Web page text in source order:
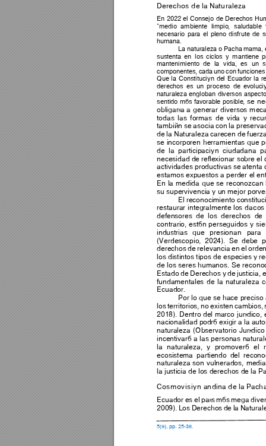
5(9), pp. 25-38.
Derechos de la Naturaleza
En 2022 el Consejo de Derechos
"medio ambiente limpio, saludable
necesario para el pleno disfrute de
humana.
La naturaleza o Pacha mama,
sustenta en los ciclos y mantiene
mantenimiento de la vida, es un
componentes, cada uno con
Que la Constitución del Ecuador la
derechos es un proceso de ev
naturaleza engloban diversos aspec
sentido más favorable posible, se
obligaría a generar diversos m
todas
las formas de vida y
también se asocia con la
de la Naturaleza carecen de
se incorporen herramientas que
de
la participación ciudadana
necesidad de reflexionar sobre el
actividades productivas se atenta
estamos expuestos a perder el
En la medida que se reconozcan
su supervivencia y un mejor
El reconocimiento
restaurar integralmente los daños
defensores de los derechos de
contrario, están perseguidos y
industrias
que presionan
para
(Verdescopio, 2024). Se debe
derechos de relevancia en el
los distintos tipos de especies y
de los seres humanos. Se
Estado de Derechos y de justicia,
fundamentales de la naturaleza
Ecuador.
Por lo que se hace preciso
los territorios, no existen cambios,
2018). Dentro del marco jurídico,
nacionalidad podrá exigir a la
naturaleza (Observatorio Jurídico
incentivará a las personas
la
naturaleza, y promoverá el
ecosistema partiendo del
naturaleza son vulnerados,
la justicia de los derechos de la
Cosmovisión andina de la
Ecuador es el país más mega
2009). Los Derechos de la